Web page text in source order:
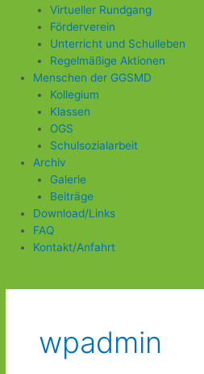
Virtueller Rundgang
Förderverein
Unterricht und Schulleben
Regelmäßige Aktionen
Menschen der GGSMD
Kollegium
Klassen
OGS
Schulsozialarbeit
Archiv
Galerie
Beiträge
Download/Links
FAQ
Kontakt/Anfahrt
wpadmin